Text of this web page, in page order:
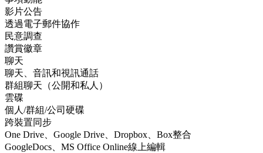
影片公告
透過電子郵件協作
民意調查
讚賞徽章
聊天
聊天、音訊和視訊通話
群組聊天（公開和私人）
雲碟
個人/群組/公司硬碟
跨裝置同步
One Drive、Google Drive、Dropbox、Box整合
GoogleDocs、MS Office Online線上編輯